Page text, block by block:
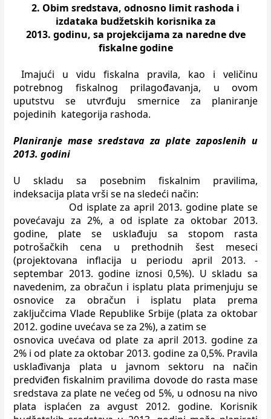
2. Obim sredstava, odnosno limit rashoda i
izdataka budžetskih korisnika za
2013. godinu, sa projekcijama za naredne dve
fiskalne godine
Imajući u vidu fiskalna pravila, kao i veličinu
potrebnog fiskalnog
prilagođavanja, u ovom
uputstvu se utvrđuju smernice za planiranje
pojedinih kategorija rashoda.
Planiranje mase sredstava za plate zaposlenih u
2013. godini
U skladu sa posebnim fiskalnim pravilima,
indeksacija plata vrši se na sledeći način:
Od isplate za april 2013. godine plate se
povećavaju za 2%, a od isplate za oktobar 2013.
godine, plate se usklađuju sa stopom rasta
potrošačkih cena u
prethodnih šest meseci
(projektovana inflacija u periodu april 2013. -
septembar 2013. godine iznosi 0,5%). U skladu sa
navedenim, za obračun i isplatu plata primenjuju se
osnovice za obračun i isplatu plata prema
zaključcima Vlade Republike Srbije (plata za oktobar
2012. godine uvećava se za 2%), a zatim se
osnovica uvećava od plate za april 2013. godine za
2% i od plate za oktobar 2013. godine za 0,5%. Pravila
usklađivanja plata u javnom sektoru na način
predviđen fiskalnim pravilima dovode do rasta mase
sredstava za plate ne većeg od 5%, u odnosu na nivo
plata isplaćen za avgust 2012. godine. Korisnik